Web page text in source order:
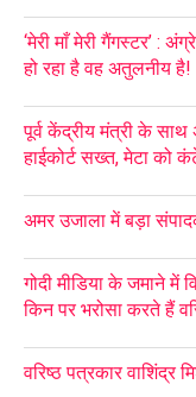
‘मेरी माँ मेरी गैंगस्टर’ :
हो रहा है वह अतुलनीय है!
पूर्व केंद्रीय मंत्री के
हाईकोर्ट सख्त, मेटा को
अमर उजाला में बड़ा
गोदी मीडिया के जमाने में
किन पर भरोसा करते हैं
वरिष्ठ पत्रकार वाशिंद्र